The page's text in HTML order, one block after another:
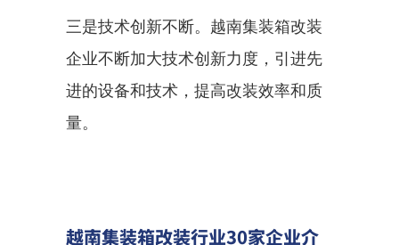
三是技术创新不断。越南集装箱改装
企业不断加大技术创新力度，引进先
进的设备和技术，提高改装效率和质
量。
越南集装箱改装行业30家企业介